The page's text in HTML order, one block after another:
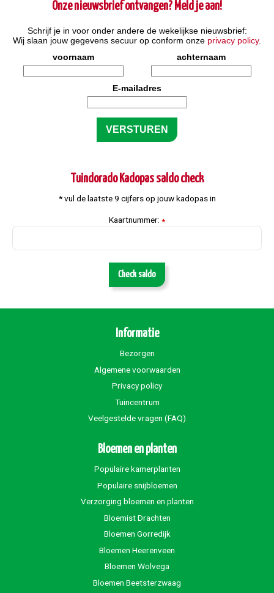
Onze nieuwsbrief ontvangen? Meld je aan!
Schrijf je in voor onder andere de wekelijkse nieuwsbrief:
Wij slaan jouw gegevens secuur op conform onze privacy policy.
voornaam
achternaam
E-mailadres
Tuindorado Kadopas saldo check
* vul de laatste 9 cijfers op jouw kadopas in
Kaartnummer: *
Check saldo
Informatie
Bezorgen
Algemene voorwaarden
Privacy policy
Tuincentrum
Veelgestelde vragen (FAQ)
Bloemen en planten
Populaire kamerplanten
Populaire snijbloemen
Verzorging bloemen en planten
Bloemist Drachten
Bloemen Gorredijk
Bloemen Heerenveen
Bloemen Wolvega
Bloemen Beetsterzwaag